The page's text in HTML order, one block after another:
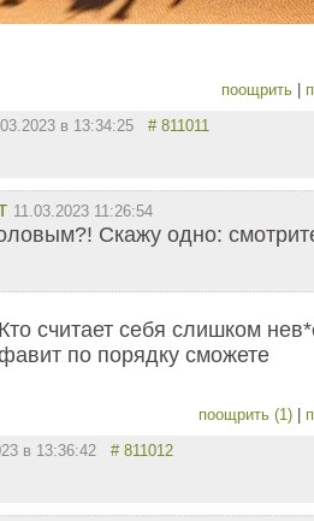
поощрить
в 13:34:25 # 811011
11.03.2023 11:26:54
Скажу одно:
считает себя слишком
по порядку сможете
поощрить (1)
в 13:36:42 # 811012